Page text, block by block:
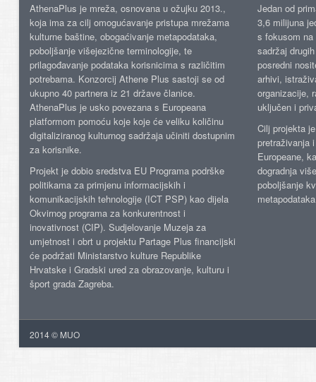
AthenaPlus je mreža, osnovana u ožujku 2013.,
koja ima za cilj omogućavanje pristupa mrežama
kulturne baštine, obogaćivanje metapodataka,
poboljšanje višejezične terminologije, te
prilagođavanje podataka korisnicima s različitim
potrebama. Konzorcij Athene Plus sastoji se od
ukupno 40 partnera iz 21 države članice.
AthenaPlus je usko povezana s Europeana
platformom pomoću koje koje će veliku količinu
digitaliziranog kulturnog sadržaja učiniti dostupnim
za korisnike.
Projekt je dobio sredstva EU Programa podrške
politikama za primjenu informacijskih i
komunikacijskih tehnologije (ICT PSP) kao dijela
Okvirnog programa za konkurentnost i
inovativnost (CIP). Sudjelovanje Muzeja za
umjetnost i obrt u projektu Partage Plus financijski
će podržati Ministarstvo kulture Republike
Hrvatske i Gradski ured za obrazovanje, kulturu i
šport grada Zagreba.
Jedan od
3,6 milijuna
s fokusom
sadržaj
posredni
arhivi,
organizacije,
uključen i
Cilj projekta
pretraživanja
Europeane,
dogradnja
poboljšanje
2014 © MUO